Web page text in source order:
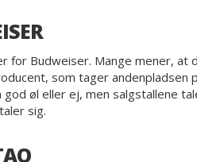
for Budweiser. Mange mener, at
som tager
øl eller ej, men salgstallene
sig.